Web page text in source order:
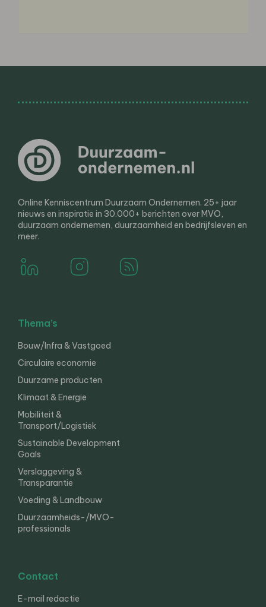
Online Kenniscentrum Duurzaam Ondernemen. 25+ jaar
nieuws en inspiratie in 30.000+ berichten over MVO,
duurzaam ondernemen, duurzaamheid en bedrijfsleven en
meer.
Thema’s
Bouw/Infra & Vastgoed
Circulaire economie
Duurzame producten
Klimaat & Energie
Mobiliteit &
Transport/Logistiek
Sustainable Development
Goals
Verslaggeving &
Transparantie
Voeding & Landbouw
Duurzaamheids-/MVO-
professionals
Contact
E-mail redactie